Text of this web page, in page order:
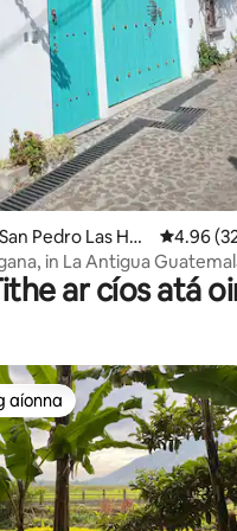
léirmheas
Pedro Las Hue
4.96
Casa Morgana, in La Antigua
ar cíos atá
aíonna
aíonna